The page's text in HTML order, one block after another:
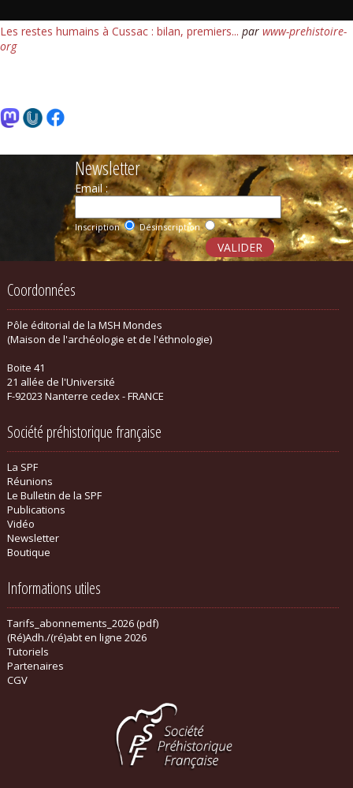
Les restes humains à Cussac : bilan, premiers... par www-prehistoire-
org
Newsletter
Email :
Inscription Désinscription
Coordonnées
Pôle éditorial de la MSH Mondes
(Maison de l'archéologie et de l'éthnologie)
Boite 41
21 allée de l'Université
F-92023 Nanterre cedex - FRANCE
Société préhistorique française
La SPF
Réunions
Le Bulletin de la SPF
Publications
Vidéo
Newsletter
Boutique
Informations utiles
Tarifs_abonnements_2026 (pdf)
(Ré)Adh./(ré)abt en ligne 2026
Tutoriels
Partenaires
CGV